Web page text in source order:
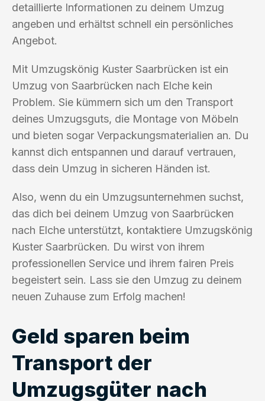
detaillierte Informationen zu deinem Umzug
angeben und erhältst schnell ein persönliches
Angebot.
Mit Umzugskönig Kuster Saarbrücken ist ein
Umzug von Saarbrücken nach Elche kein
Problem. Sie kümmern sich um den Transport
deines Umzugsguts, die Montage von Möbeln
und bieten sogar Verpackungsmaterialien an. Du
kannst dich entspannen und darauf vertrauen,
dass dein Umzug in sicheren Händen ist.
Also, wenn du ein Umzugsunternehmen suchst,
das dich bei deinem Umzug von Saarbrücken
nach Elche unterstützt, kontaktiere Umzugskönig
Kuster Saarbrücken. Du wirst von ihrem
professionellen Service und ihrem fairen Preis
begeistert sein. Lass sie den Umzug zu deinem
neuen Zuhause zum Erfolg machen!
Geld sparen beim
Transport der
Umzugsgüter nach